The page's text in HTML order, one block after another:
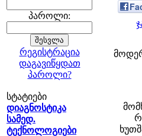
პაროლი:
რეგისტრაცია
დაგავიწყდათ
პაროლი?
სტატიები
დიაგნოსტიკა
სამედ.
ტექნოლოგიები